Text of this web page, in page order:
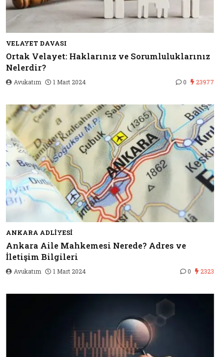
VELAYET DAVASI
Ortak Velayet: Haklarınız ve Sorumluluklarınız
Nelerdir?
Avukatım 1 Mart 2024 0 23977
ANKARA ADLIYESI
Ankara Aile Mahkemesi Nerede? Adres ve
İletişim Bilgileri
Avukatım 1 Mart 2024 0 2323